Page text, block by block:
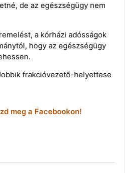
de az egészségügy nem
a kórházi adósságok
hogy az egészségügy
frakcióvezető-helyettese
meg a Facebookon!